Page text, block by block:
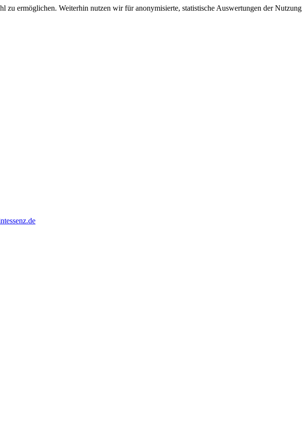
ermöglichen. Weiterhin nutzen wir für anonymisierte, statistische Auswertungen der Nutzung